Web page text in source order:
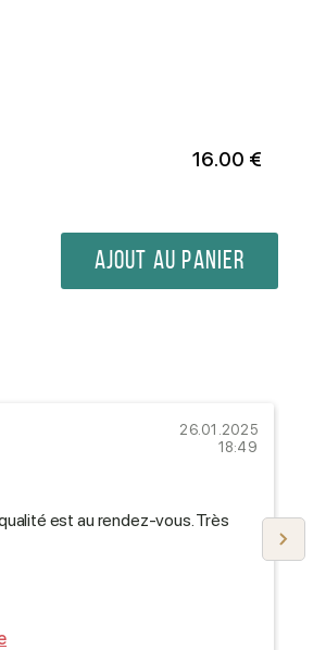
16.00 €
Ajout au panier
26.01.2025
18:49
est au rendez-vous. Très